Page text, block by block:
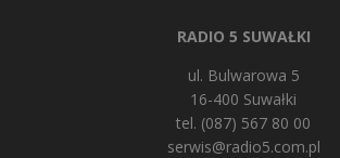
RADIO 5 SUWAŁKI
ul. Bulwarowa 5
16-400 Suwałki
tel. (087) 567 80 00
serwis@radio5.com.pl